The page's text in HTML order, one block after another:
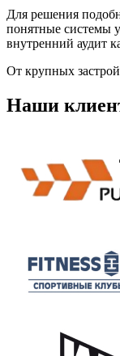
Для решения
понятные системы
внутренний аудит
От крупных
Наши